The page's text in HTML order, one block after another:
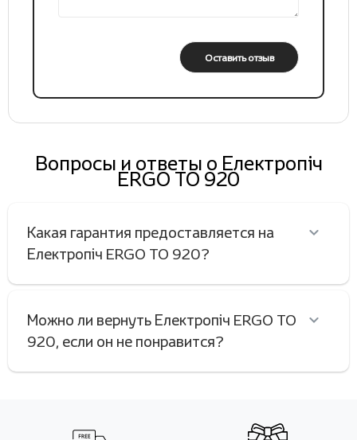
Оставить отзыв
Вопросы и ответы о Електропіч
ERGO TO 920
Какая гарантия предоставляется на
Електропіч ERGO TO 920?
Можно ли вернуть Електропіч ERGO TO
920, если он не понравится?